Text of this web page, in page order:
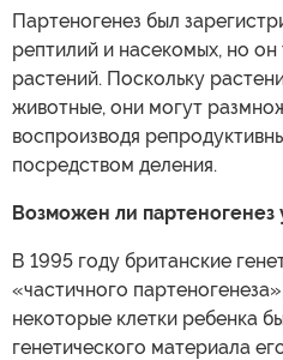
Партеногенез был
рептилий и насекомых, но
растений. Поскольку
животные, они могут
воспроизводя
посредством деления.
Возможен ли партеногенез
В 1995 году британские
«частичного
некоторые клетки ребенка
генетического материала